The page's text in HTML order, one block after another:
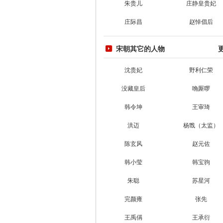
朱贵儿 庄静皇贵妃
庄际昌 赵悼倡后
宋朝其它的人物
沈贵妃 野利仁荣
没藏皇后 唃厮啰
韩令坤 王审琦
洪迈 杨戬（太监）
陈玄风 赵元佐
韩小莹 韩宝驹
朱聪 苏星河
完颜雍 张先
王禹偁 王承衍